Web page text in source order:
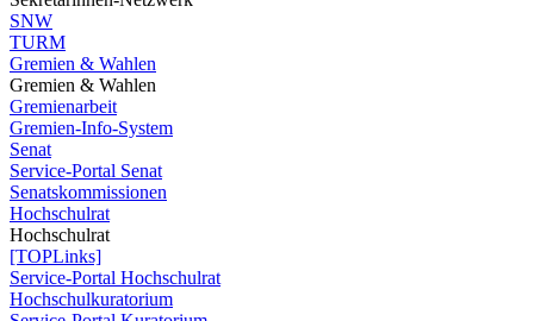
SNW
TURM
Gremien & Wahlen
Gremien & Wahlen
Gremienarbeit
Gremien-Info-System
Senat
Service-Portal Senat
Senatskommissionen
Hochschulrat
Hochschulrat
[TOPLinks]
Service-Portal Hochschulrat
Hochschulkuratorium